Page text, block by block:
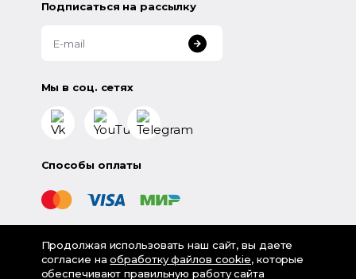
Подписаться на рассылку
Мы в соц. сетях
Способы оплаты
©2026«LampsShop» - интернет-магазин люстр и
светильников
Продолжая использовать наш сайт, вы даете
согласие наобработку файлов cookie, которые
обеспечивают правильную работу сайта